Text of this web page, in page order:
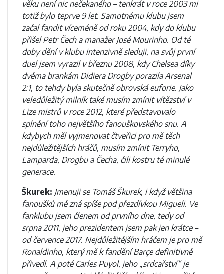
věku není nic nečekaného – tenkrát v roce 2003 mi
totiž bylo teprve 9 let. Samotnému klubu jsem
začal fandit víceméně od roku 2004, kdy do klubu
přišel Petr Čech a manažer José Mourinho. Od té
doby dění v klubu intenzivně sleduji, na svůj první
duel jsem vyrazil v březnu 2008, kdy Chelsea díky
dvěma brankám Didiera Drogby porazila Arsenal
2:1, to tehdy byla skutečně obrovská euforie. Jako
veledůležitý milník také musím zmínit vítězství v
Lize mistrů v roce 2012, které představovalo
splnění toho největšího fanouškovského snu. A
kdybych měl vyjmenovat čtveřici pro mě těch
nejdůležitějších hráčů, musím zmínit Terryho,
Lamparda, Drogbu a Čecha, čili kostru té minulé
generace.
Škurek: Jmenuji se Tomáš Škurek, i když většina
fanoušků mě zná spíše pod přezdívkou Migueli. Ve
fanklubu jsem členem od prvního dne, tedy od
srpna 2011, jeho prezidentem jsem pak jen krátce –
od července 2017. Nejdůležitějším hráčem je pro mě
Ronaldinho, který mě k fandění Barçe definitivně
přivedl. A poté Carles Puyol, jeho „srdcařství“ je